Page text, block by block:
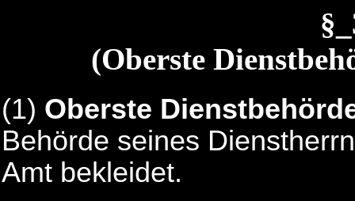
(Oberste
(1) Oberste
Behörde seines
Amt bekleidet.